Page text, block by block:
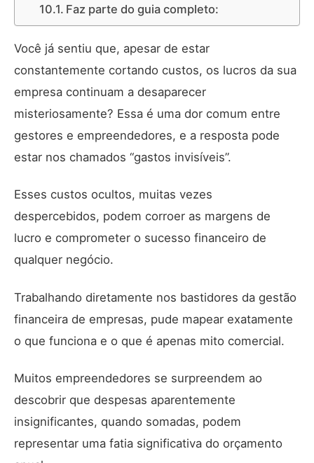
Faz parte do guia completo:
Você já sentiu que, apesar de estar
constantemente cortando custos, os lucros da sua
empresa continuam a desaparecer
misteriosamente? Essa é uma dor comum entre
gestores e empreendedores, e a resposta pode
estar nos chamados “gastos invisíveis”.
Esses custos ocultos, muitas vezes
despercebidos, podem corroer as margens de
lucro e comprometer o sucesso financeiro de
qualquer negócio.
Trabalhando diretamente nos bastidores da gestão
financeira de empresas, pude mapear exatamente
o que funciona e o que é apenas mito comercial.
Muitos empreendedores se surpreendem ao
descobrir que despesas aparentemente
insignificantes, quando somadas, podem
representar uma fatia significativa do orçamento